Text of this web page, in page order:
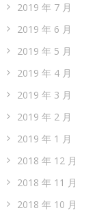
2019 年 7 月
2019 年 6 月
2019 年 5 月
2019 年 4 月
2019 年 3 月
2019 年 2 月
2019 年 1 月
2018 年 12 月
2018 年 11 月
2018 年 10 月